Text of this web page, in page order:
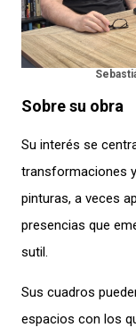
Sobre su obra
Su interés se
transformaciones
pinturas, a veces
presencias que
sutil.
Sus cuadros
espacios con los